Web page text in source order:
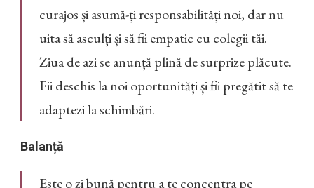
curajos și asumă-ți responsabilități noi, dar nu
uita să asculți și să fii empatic cu colegii tăi.
Ziua de azi se anunță plină de surprize plăcute.
Fii deschis la noi oportunități și fii pregătit să te
adaptezi la schimbări.
Balanță
Este o zi bună pentru a te concentra pe